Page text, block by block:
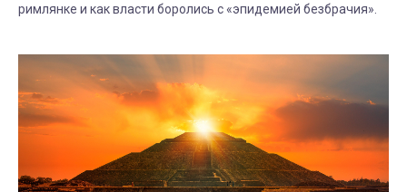
римлянке и как власти боролись с «эпидемией безбрачия».